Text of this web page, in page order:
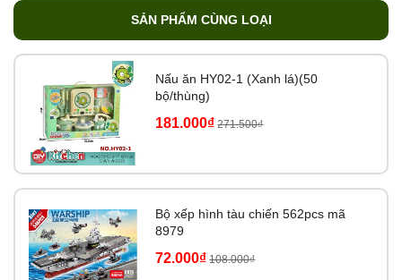
SẢN PHẨM CÙNG LOẠI
Nấu ăn HY02-1 (Xanh lá)(50
bộ/thùng)
181.000₫ 271.500₫
Bộ xếp hình tàu chiến 562pcs mã
8979
72.000₫ 108.000₫